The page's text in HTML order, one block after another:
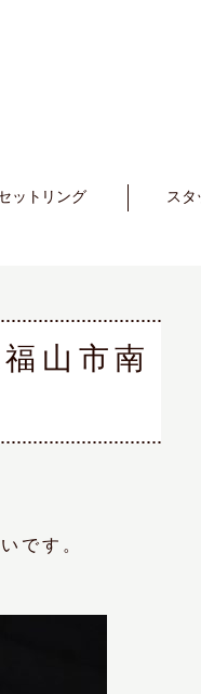
ットリング
Set Ring スタ
山市南
です。